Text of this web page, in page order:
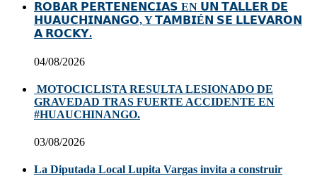
𝗥𝗢𝗕𝗔𝗥 𝗣𝗘𝗥𝗧𝗘𝗡𝗘𝗡𝗖𝗜𝗔𝗦 EN 𝗨𝗡 𝗧𝗔𝗟𝗟𝗘𝗥 𝗗𝗘
𝗛𝗨𝗔𝗨𝗖𝗛𝗜𝗡𝗔𝗡𝗚𝗢, Y 𝗧𝗔𝗠𝗕𝗜É𝗡 𝗦𝗘 𝗟𝗟𝗘𝗩𝗔𝗥𝗢𝗡
𝗔 𝗥𝗢𝗖𝗞𝗬.
04/08/2026
MOTOCICLISTA RESULTA LESIONADO DE
GRAVEDAD TRAS FUERTE ACCIDENTE EN
#HUAUCHINANGO.
03/08/2026
La Diputada Local Lupita Vargas invita a construir